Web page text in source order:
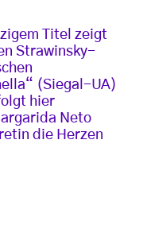
Titel zeigt
Strawinsky-
(Siegal-UA)
hier
Neto
die Herzen